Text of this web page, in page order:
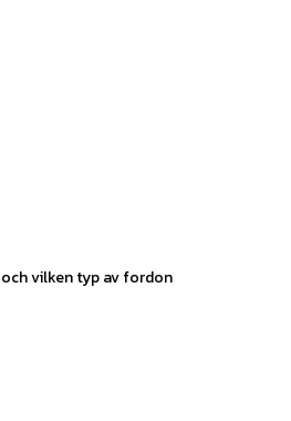
vilken typ av fordon